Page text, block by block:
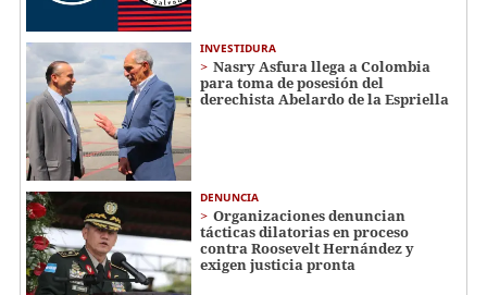
INVESTIDURA
Nasry Asfura llega a Colombia
para toma de posesión del
derechista Abelardo de la Espriella
DENUNCIA
Organizaciones denuncian
tácticas dilatorias en proceso
contra Roosevelt Hernández y
exigen justicia pronta